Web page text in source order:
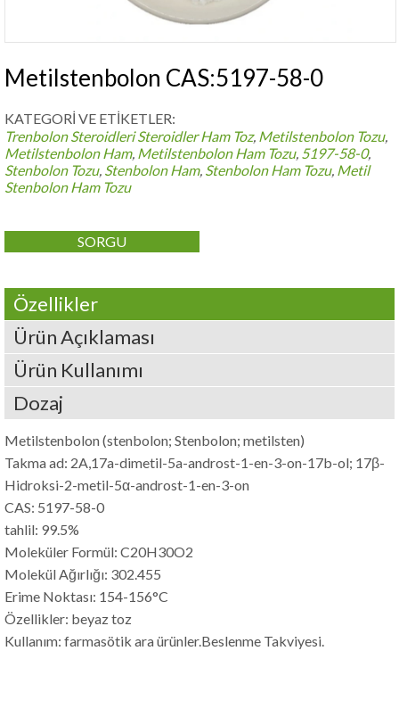
Metilstenbolon CAS:5197-58-0
KATEGORİ VE ETİKETLER:
Trenbolon Steroidleri Steroidler Ham Toz, Metilstenbolon Tozu,
Metilstenbolon Ham, Metilstenbolon Ham Tozu, 5197-58-0,
Stenbolon Tozu, Stenbolon Ham, Stenbolon Ham Tozu, Metil
Stenbolon Ham Tozu
SORGU
Özellikler
Ürün Açıklaması
Ürün Kullanımı
Dozaj
Metilstenbolon (stenbolon; Stenbolon; metilsten)
Takma ad: 2A,17a-dimetil-5a-androst-1-en-3-on-17b-ol; 17β-
Hidroksi-2-metil-5α-androst-1-en-3-on
CAS: 5197-58-0
tahlil: 99.5%
Moleküler Formül: C20H30O2
Molekül Ağırlığı: 302.455
Erime Noktası: 154-156°C
Özellikler: beyaz toz
Kullanım: farmasötik ara ürünler.Beslenme Takviyesi.